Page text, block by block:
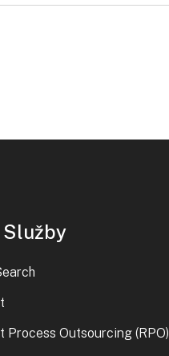
Process Outsourcing (RPO)